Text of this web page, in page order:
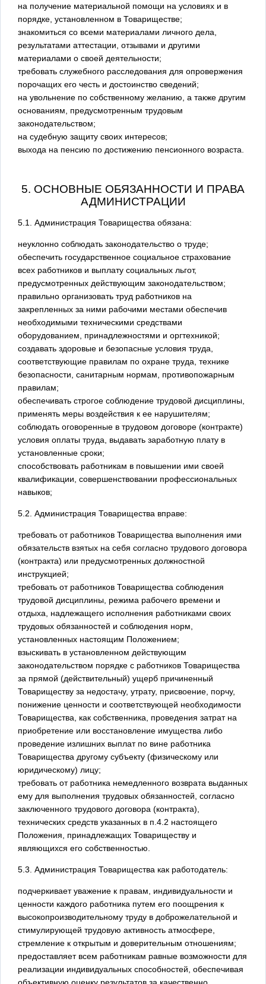
на получение материальной помощи на условиях и в
порядке, установленном в Товариществе;
знакомиться со всеми материалами личного дела,
результатами аттестации, отзывами и другими
материалами о своей деятельности;
требовать служебного расследования для опровержения
порочащих его честь и достоинство сведений;
на увольнение по собственному желанию, а также другим
основаниям, предусмотренным трудовым
законодательством;
на судебную защиту своих интересов;
выхода на пенсию по достижению пенсионного возраста.
5. ОСНОВНЫЕ ОБЯЗАННОСТИ И ПРАВА
АДМИНИСТРАЦИИ
5.1. Администрация Товарищества обязана:
неуклонно соблюдать законодательство о труде;
обеспечить государственное социальное страхование
всех работников и выплату социальных льгот,
предусмотренных действующим законодательством;
правильно организовать труд работников на
закрепленных за ними рабочими местами обеспечив
необходимыми техническими средствами
оборудованием, принадлежностями и оргтехникой;
создавать здоровые и безопасные условия труда,
соответствующие правилам по охране труда, технике
безопасности, санитарным нормам, противопожарным
правилам;
обеспечивать строгое соблюдение трудовой дисциплины,
применять меры воздействия к ее нарушителям;
соблюдать оговоренные в трудовом договоре (контракте)
условия оплаты труда, выдавать заработную плату в
установленные сроки;
способствовать работникам в повышении ими своей
квалификации, совершенствовании профессиональных
навыков;
5.2. Администрация Товарищества вправе:
требовать от работников Товарищества выполнения ими
обязательств взятых на себя согласно трудового договора
(контракта) или предусмотренных должностной
инструкцией;
требовать от работников Товарищества соблюдения
трудовой дисциплины, режима рабочего времени и
отдыха, надлежащего исполнения работниками своих
трудовых обязанностей и соблюдения норм,
установленных настоящим Положением;
взыскивать в установленном действующим
законодательством порядке с работников Товарищества
за прямой (действительный) ущерб причиненный
Товариществу за недостачу, утрату, присвоение, порчу,
понижение ценности и соответствующей необходимости
Товарищества, как собственника, проведения затрат на
приобретение или восстановление имущества либо
проведение излишних выплат по вине работника
Товарищества другому субъекту (физическому или
юридическому) лицу;
требовать от работника немедленного возврата выданных
ему для выполнения трудовых обязанностей, согласно
заключенного трудового договора (контракта),
технических средств указанных в п.4.2 настоящего
Положения, принадлежащих Товариществу и
являющихся его собственностью.
5.3. Администрация Товарищества как работодатель:
подчеркивает уважение к правам, индивидуальности и
ценности каждого работника путем его поощрения к
высокопроизводительному труду в доброжелательной и
стимулирующей трудовую активность атмосфере,
стремление к открытым и доверительным отношениям;
предоставляет всем работникам равные возможности для
реализации индивидуальных способностей, обеспечивая